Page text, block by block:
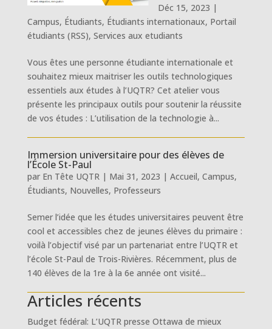
Déc 15, 2023 |
Campus, Étudiants, Étudiants internationaux, Portail
étudiants (RSS), Services aux etudiants
Vous êtes une personne étudiante internationale et
souhaitez mieux maitriser les outils technologiques
essentiels aux études à l’UQTR? Cet atelier vous
présente les principaux outils pour soutenir la réussite
de vos études : L’utilisation de la technologie à...
Immersion universitaire pour des élèves de
l’École St-Paul
par En Tête UQTR| Mai 31, 2023 | Accueil, Campus,
Étudiants, Nouvelles, Professeurs
Semer l’idée que les études universitaires peuvent être
cool et accessibles chez de jeunes élèves du primaire :
voilà l’objectif visé par un partenariat entre l’UQTR et
l’école St-Paul de Trois-Rivières. Récemment, plus de
140 élèves de la 1re à la 6e année ont visité...
Articles récents
Budget fédéral: L’UQTR presse Ottawa de mieux